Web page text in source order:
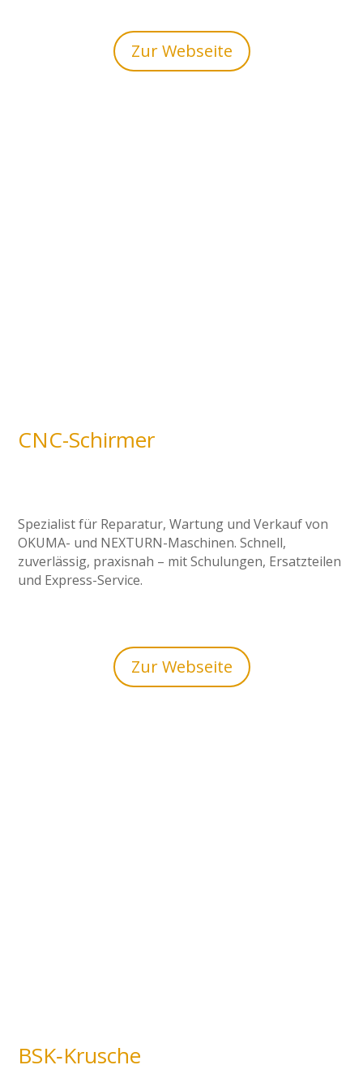
Zur Webseite
CNC-Schirmer
Spezialist für Reparatur, Wartung und Verkauf von
OKUMA- und NEXTURN-Maschinen. Schnell,
zuverlässig, praxisnah – mit Schulungen, Ersatzteilen
und Express-Service.
Zur Webseite
BSK‑Krusche